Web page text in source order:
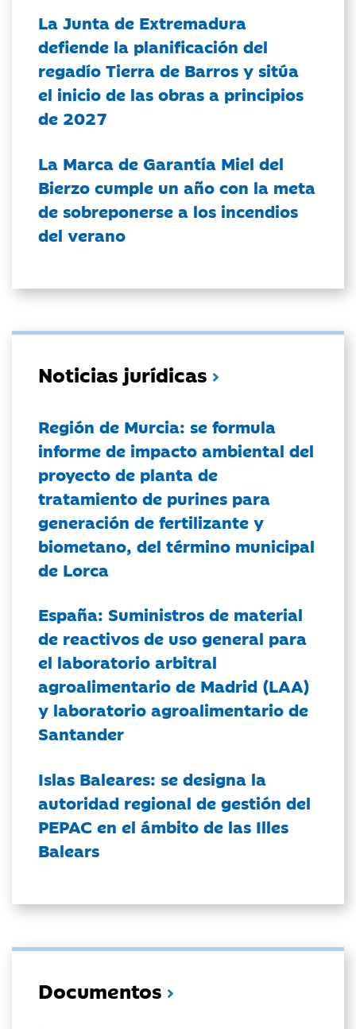
La Junta de Extremadura
defiende la planificación del
regadío Tierra de Barros y sitúa
el inicio de las obras a principios
de 2027
La Marca de Garantía Miel del
Bierzo cumple un año con la meta
de sobreponerse a los incendios
del verano
Noticias jurídicas
Región de Murcia: se formula
informe de impacto ambiental del
proyecto de planta de
tratamiento de purines para
generación de fertilizante y
biometano, del término municipal
de Lorca
España: Suministros de material
de reactivos de uso general para
el laboratorio arbitral
agroalimentario de Madrid (LAA)
y laboratorio agroalimentario de
Santander
Islas Baleares: se designa la
autoridad regional de gestión del
PEPAC en el ámbito de las Illes
Balears
Documentos